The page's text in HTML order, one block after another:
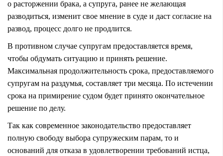
о расторжении брака, а супруга, ранее не желающая
разводиться, изменит свое мнение в суде и даст согласие на
развод, процесс долго не продлится.
В противном случае супругам предоставляется время,
чтобы обдумать ситуацию и принять решение.
Максимальная продолжительность срока, предоставляемого
супругам на раздумья, составляет три месяца. По истечении
срока на примирение судом будет принято окончательное
решение по делу.
Так как современное законодательство предоставляет
полную свободу выбора супружеским парам, то и
оснований для отказа в удовлетворении требований истца,